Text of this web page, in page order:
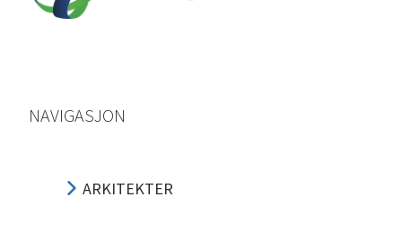
NAVIGASJON
ARKITEKTER